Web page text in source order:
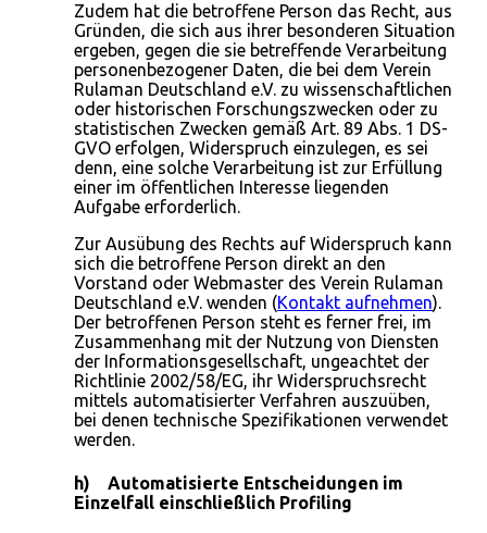
Zudem hat die betroffene Person das Recht, aus
Gründen, die sich aus ihrer besonderen Situation
ergeben, gegen die sie betreffende Verarbeitung
personenbezogener Daten, die bei dem Verein
Rulaman Deutschland e.V. zu wissenschaftlichen
oder historischen Forschungszwecken oder zu
statistischen Zwecken gemäß Art. 89 Abs. 1 DS-
GVO erfolgen, Widerspruch einzulegen, es sei
denn, eine solche Verarbeitung ist zur Erfüllung
einer im öffentlichen Interesse liegenden
Aufgabe erforderlich.
Zur Ausübung des Rechts auf Widerspruch kann
sich die betroffene Person direkt an den
Vorstand oder Webmaster des Verein Rulaman
Deutschland e.V. wenden (Kontakt aufnehmen).
Der betroffenen Person steht es ferner frei, im
Zusammenhang mit der Nutzung von Diensten
der Informationsgesellschaft, ungeachtet der
Richtlinie 2002/58/EG, ihr Widerspruchsrecht
mittels automatisierter Verfahren auszuüben,
bei denen technische Spezifikationen verwendet
werden.
h) Automatisierte Entscheidungen im
Einzelfall einschließlich Profiling